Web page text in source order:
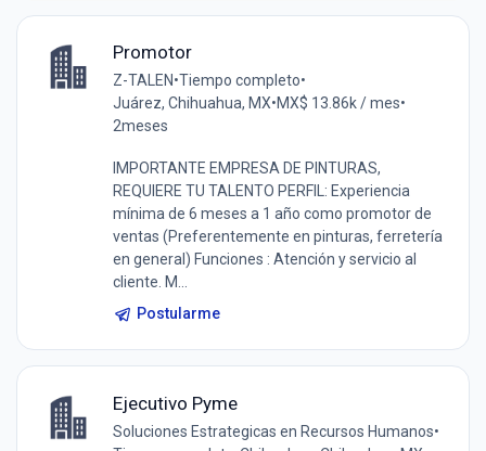
Promotor
Z-TALEN•Tiempo completo•
Juárez, Chihuahua, MX•MX$ 13.86k / mes•
2meses
IMPORTANTE EMPRESA DE PINTURAS,
REQUIERE TU TALENTO PERFIL: Experiencia
mínima de 6 meses a 1 año como promotor de
ventas (Preferentemente en pinturas, ferretería
en general) Funciones : Atención y servicio al
cliente. M...
Postularme
Ejecutivo Pyme
Soluciones Estrategicas en Recursos Humanos•